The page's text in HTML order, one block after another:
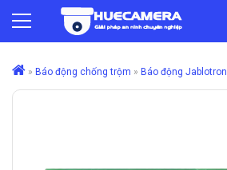
» Báo động chống trộm » Báo động Jablotron